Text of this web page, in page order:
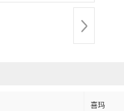
喜玛